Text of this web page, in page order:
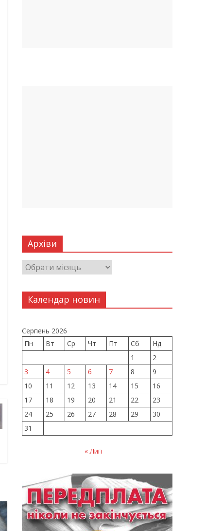
Архіви
Календар новин
Серпень 2026
Пн
Вт Ср Чт Пт Сб
Нд
1
2
3
4 5 6 7 8
9
10
11 12 13 14 15
16
17
18 19 20 21 22
23
24
25 26 27 28 29
30
31
« Лип